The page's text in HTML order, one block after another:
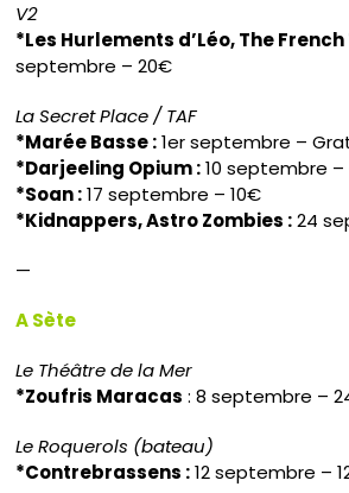
V2
*Les Hurlements d’Léo, The French
septembre – 20€
La Secret Place / TAF
*Marée Basse :1er septembre –
*Darjeeling Opium :10 septembre
*Soan :17 septembre – 10€
*Kidnappers, Astro Zombies :24
—
A Sète
Le Théâtre de la Mer
*Zoufris Maracas : 8 septembre –
Le Roquerols (bateau)
*Contrebrassens :12 septembre –